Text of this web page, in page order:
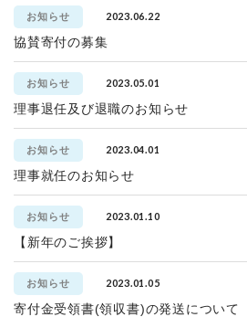
お知らせ 2023.06.22
協賛寄付の募集
お知らせ 2023.05.01
理事退任及び退職のお知らせ
お知らせ 2023.04.01
理事就任のお知らせ
お知らせ 2023.01.10
【新年のご挨拶】
お知らせ 2023.01.05
寄付金受領書(領収書)の発送について